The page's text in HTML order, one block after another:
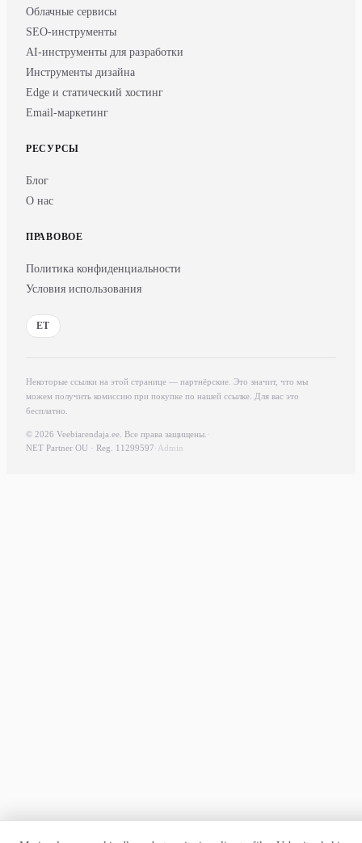
Облачные сервисы
SEO-инструменты
AI-инструменты для разработки
Инструменты дизайна
Edge и статический хостинг
Email-маркетинг
РЕСУРСЫ
Блог
О нас
ПРАВОВОЕ
Политика конфиденциальности
Условия использования
ET
Некоторые ссылки на этой странице — партнёрские. Это значит, что мы
можем получить комиссию при покупке по нашей ссылке. Для вас это
бесплатно.
© 2026 Veebiarendaja.ee. Все права защищены. ·
NET Partner OU · Reg. 11299597· Admin